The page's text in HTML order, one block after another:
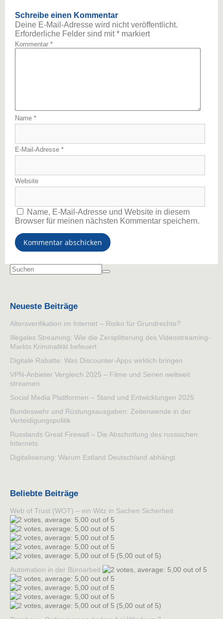
Schreibe einen Kommentar
Deine E-Mail-Adresse wird nicht veröffentlicht.
Erforderliche Felder sind mit* markiert
Kommentar *
Name *
E-Mail-Adresse *
Website
Name, E-Mail-Adresse und Website in diesem
Browser für meinen nächsten Kommentar speichern.
Neueste Beiträge
Altersverifikation im Internet – Risiko für Grundrechte?
Illegales Streaming: Wie die Zersplitterung des Videostreaming-
Markts Kriminalität befeuert
Digitale Rabatte: Was Discounter-Apps wirklich bringen
VPN-Anbieter Vergleich 2025 – Filme und Serien weltweit
streamen
Social Media Plattformen – Stand und Entwicklungen 2025
Bundeswehr und Rüstungsausgaben: Zeitenwende in der
Verteidigungspolitik
Russlands Great Firewall – Die Abschottung des russischen
Internets
Digitalisierung: Warum Estland Deutschland abhängt
Beliebte Beiträge
Web of Trust (WOT) – ein Witz in Sachen Sicherheit
(5,00 out of 5)
Automation in der Büroarbeit
(5,00 out of 5)